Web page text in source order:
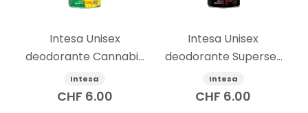
Intesa Unisex
deodorante Cannabis
125ml
Intesa
CHF 6.00
Intesa Unisex
deodorante Supersex
Mimetic 24h 125ml
Intesa
CHF 6.00